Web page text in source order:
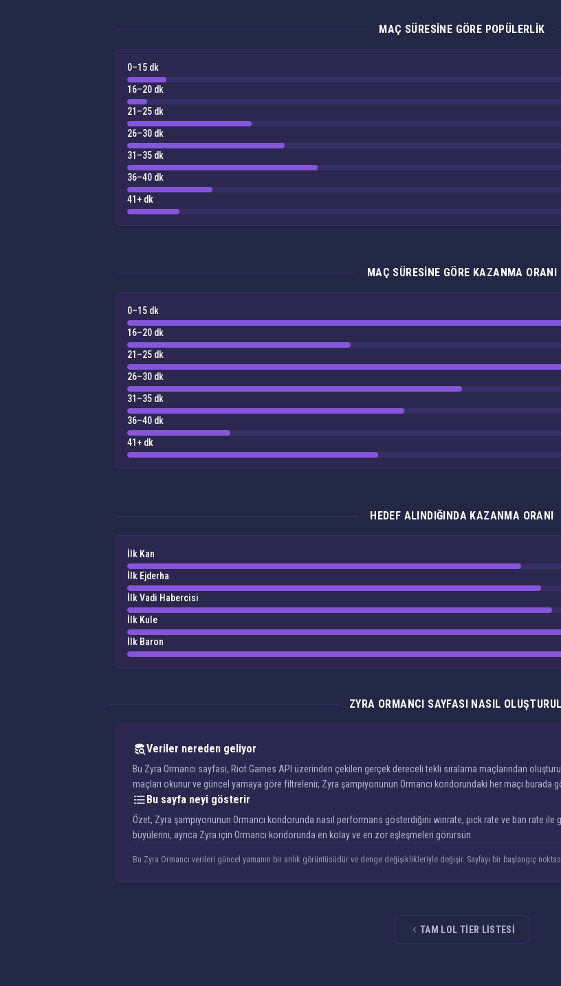
MAÇ SÜRESINE GÖRE POPÜLERLIK
0–15 dk
16–20 dk
21–25 dk
26–30 dk
31–35 dk
36–40 dk
41+ dk
MAÇ SÜRESINE GÖRE KAZANMA ORANI
0–15 dk
16–20 dk
21–25 dk
26–30 dk
31–35 dk
36–40 dk
41+ dk
HEDEF ALINDIĞINDA KAZANMA ORANI
İlk Kan
İlk Ejderha
İlk Vadi Habercisi
İlk Kule
İlk Baron
ZYRA ORMANCI SAYFASI NASIL
Veriler nereden geliyor
Bu Zyra Ormancı sayfası, Riot Games API üzerinden çekilen gerçek dereceli tekli sıralama maçlarından
maçları okunur ve güncel yamaya göre filtrelenir, Zyra şampiyonunun Ormancı koridorundaki her maçı burada
Bu sayfa neyi gösterir
Özet, Zyra şampiyonunun Ormancı koridorunda nasıl performans gösterdiğini winrate, pick rate ve ban rate ile
büyülerini, ayrıca Zyra için Ormancı koridorunda en kolay ve en zor eşleşmeleri görürsün.
Bu Zyra Ormancı verileri güncel yamanın bir anlık görüntüsüdür ve denge değişiklikleriyle değişir. Sayfayı bir başlangıç
TAM LOL TIER LISTESI